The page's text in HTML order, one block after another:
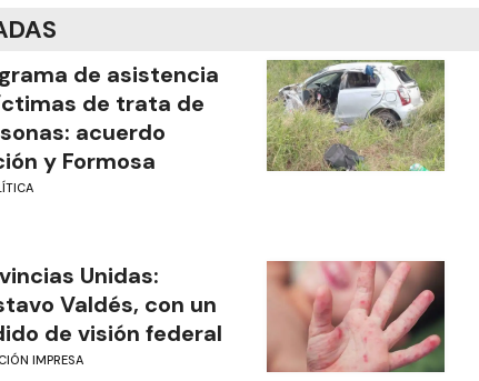
de asistencia
de trata de
acuerdo
y Formosa
Unidas:
Valdés, con un
de visión federal
IMPRESA